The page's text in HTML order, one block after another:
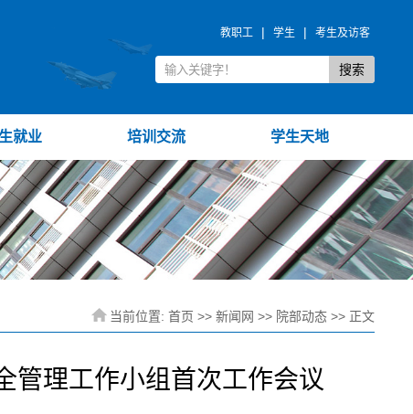
教职工 | 学生 | 考生及访客
就业 培训交流 学生天地
当前位置: 首页 >> 新闻网 >> 院部动态 >> 正文
管理工作小组首次工作会议